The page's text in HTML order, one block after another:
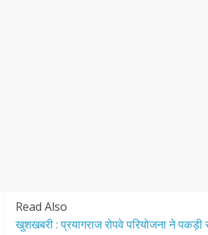
Read Also
खुशखबरी : प्रयागराज रोपवे परियोजना ने पकड़ी